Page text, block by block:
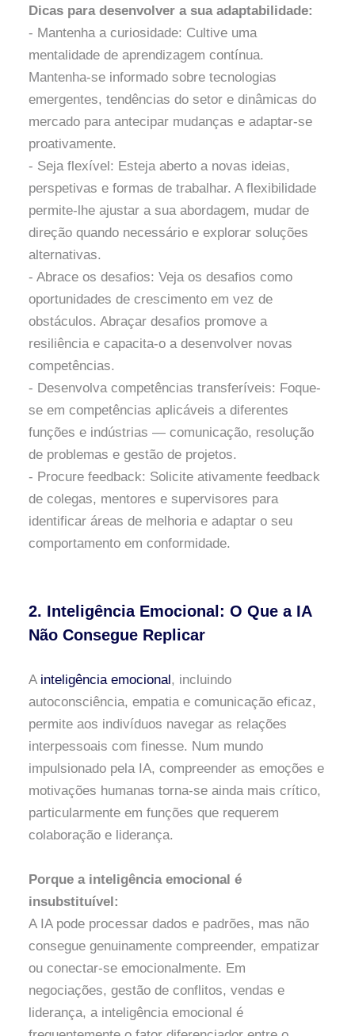
Dicas para desenvolver a sua adaptabilidade:
- Mantenha a curiosidade: Cultive uma
mentalidade de aprendizagem contínua.
Mantenha-se informado sobre tecnologias
emergentes, tendências do setor e dinâmicas do
mercado para antecipar mudanças e adaptar-se
proativamente.
- Seja flexível: Esteja aberto a novas ideias,
perspetivas e formas de trabalhar. A flexibilidade
permite-lhe ajustar a sua abordagem, mudar de
direção quando necessário e explorar soluções
alternativas.
- Abrace os desafios: Veja os desafios como
oportunidades de crescimento em vez de
obstáculos. Abraçar desafios promove a
resiliência e capacita-o a desenvolver novas
competências.
- Desenvolva competências transferíveis: Foque-
se em competências aplicáveis a diferentes
funções e indústrias — comunicação, resolução
de problemas e gestão de projetos.
- Procure feedback: Solicite ativamente feedback
de colegas, mentores e supervisores para
identificar áreas de melhoria e adaptar o seu
comportamento em conformidade.
2. Inteligência Emocional: O Que a IA
Não Consegue Replicar
Ainteligência emocional, incluindo
autoconsciência, empatia e comunicação eficaz,
permite aos indivíduos navegar as relações
interpessoais com finesse. Num mundo
impulsionado pela IA, compreender as emoções e
motivações humanas torna-se ainda mais crítico,
particularmente em funções que requerem
colaboração e liderança.
Porque a inteligência emocional é
insubstituível:
A IA pode processar dados e padrões, mas não
consegue genuinamente compreender, empatizar
ou conectar-se emocionalmente. Em
negociações, gestão de conflitos, vendas e
liderança, a inteligência emocional é